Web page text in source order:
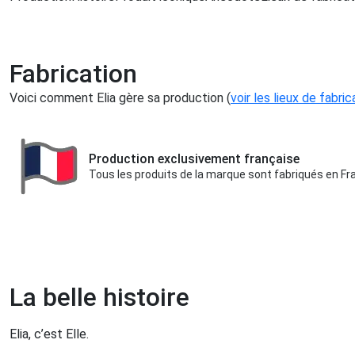
Fabrication
Voici comment Elia gère sa production (voir les lieux de
Production exclusivement française
Tous les produits de la marque sont fabriqués en
La belle histoire
Elia, c’est Elle.